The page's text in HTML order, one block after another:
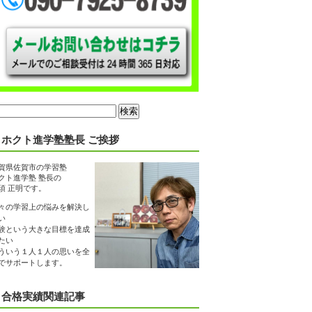
ホクト進学塾塾長 ご挨拶
県佐賀市の学習塾
ト進学塾 塾長の
正明です。
の学習上の悩みを解決し
という大きな目標を達成
い
いう１人１人の思いを全
サポートします。
合格実績関連記事